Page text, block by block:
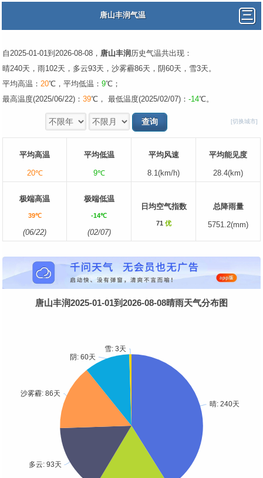
唐山丰润气温
自2025-01-01到2026-08-08， 唐山丰润 历史气温共出现：
晴240天，雨102天，多云93天，沙雾霾86天，阴60天，雪3天。
平均高温： 20℃，平均低温： 9℃；
最高温度(2025/06/22)： 39℃， 最低温度(2025/02/07)： -14℃。
[切换城市]
平均高温
20℃
平均低温
9℃
平均风速
8.1(km/h)
平均能见度
28.4(km)
极端高温
39℃
(06/22)
极端低温
-14℃
(02/07)
日均空气指数
71 优
总降雨量
5751.2(mm)
唐山丰润2025-01-01到2026-08-08晴雨天气分布图